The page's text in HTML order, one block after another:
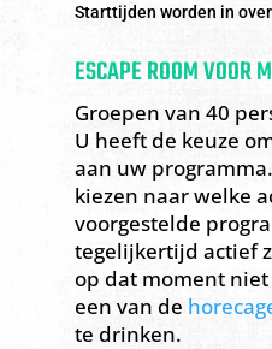
Starttijden worden in
ESCAPE ROOM VOOR
Groepen van 40
U heeft de keuze
aan uw
kiezen naar welke
voorgestelde
tegelijkertijd actief
op dat moment
een van de
te drinken.